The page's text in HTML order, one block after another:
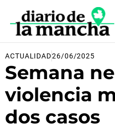
contenido
ACTUALIDAD26/06/2025
Semana
violencia
dos casos